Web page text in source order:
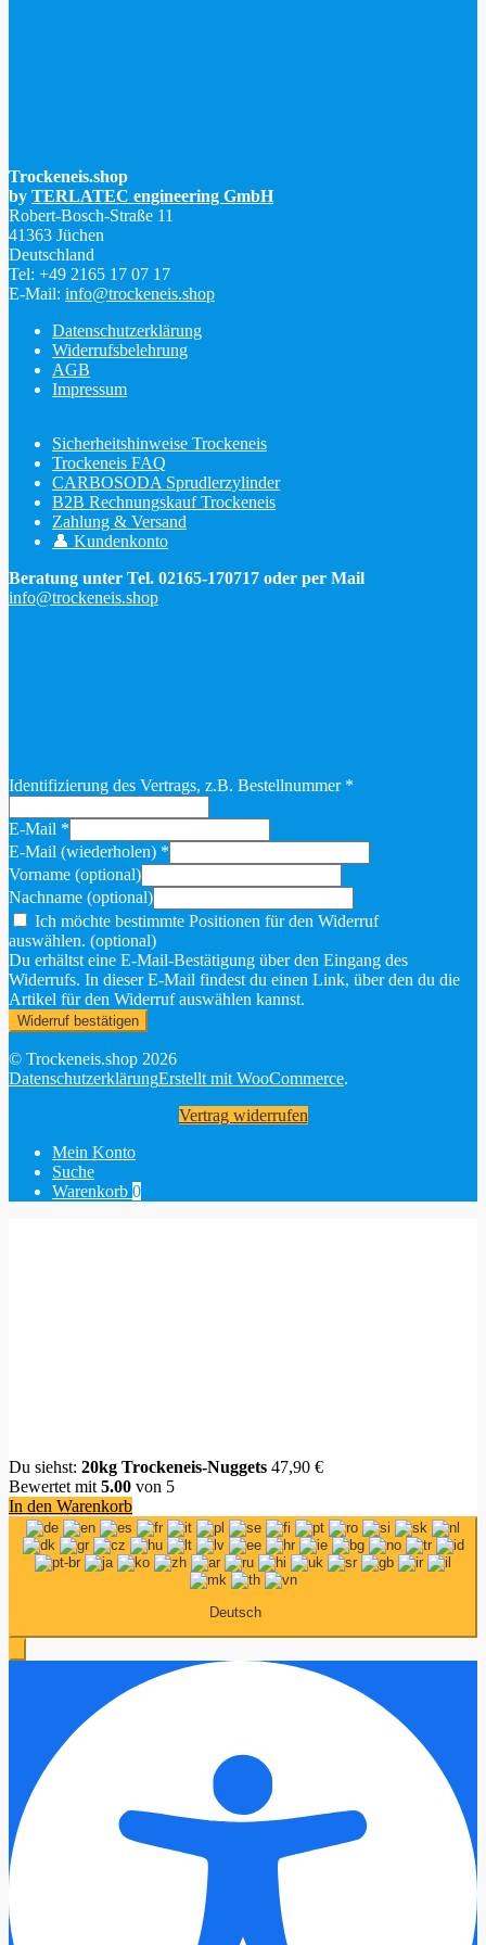
Trockeneis.shop
by TERLATEC engineering GmbH
Robert-Bosch-Straße 11
41363 Jüchen
Deutschland
Tel: +49 2165 17 07 17
E-Mail: info@trockeneis.shop
Datenschutzerklärung
Widerrufsbelehrung
AGB
Impressum
Sicherheitshinweise Trockeneis
Trockeneis FAQ
CARBOSODA Sprudlerzylinder
B2B Rechnungskauf Trockeneis
Zahlung & Versand
👤 Kundenkonto
Beratung unter Tel. 02165-170717 oder per Mail
info@trockeneis.shop
Identifizierung des Vertrags, z.B. Bestellnummer *
E-Mail *
E-Mail (wiederholen) *
Vorname (optional)
Nachname (optional)
Ich möchte bestimmte Positionen für den Widerruf
auswählen. (optional)
Du erhältst eine E-Mail-Bestätigung über den Eingang des
Widerrufs. In dieser E-Mail findest du einen Link, über den du die
Artikel für den Widerruf auswählen kannst.
Widerruf bestätigen
© Trockeneis.shop 2026
DatenschutzerklärungErstellt mit WooCommerce.
Vertrag widerrufen
Mein Konto
Suche
Warenkorb 0
Du siehst: 20kg Trockeneis-Nuggets 47,90 €
Bewertet mit 5.00 von 5
In den Warenkorb
Deutsch